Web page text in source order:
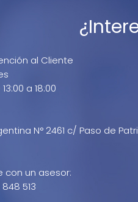
al Cliente
a 18:00
N° 2461 c/ Paso de
con un asesor:
513